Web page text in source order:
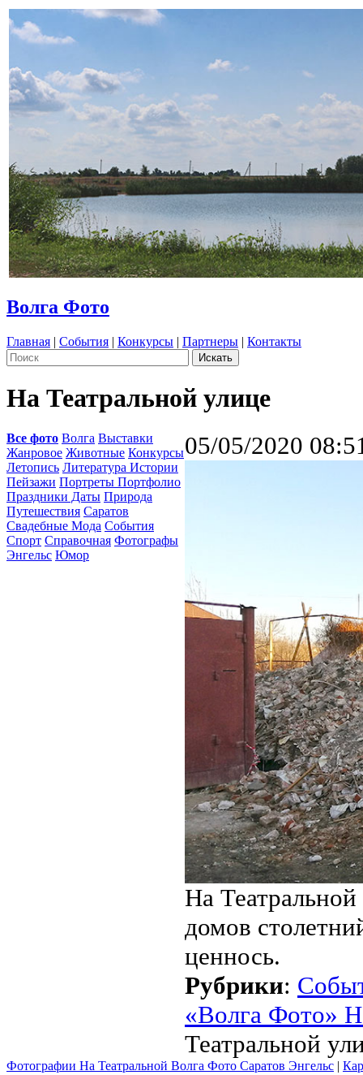
Волга Фото
Главная | События | Конкурсы | Партнеры | Контакты
На Театральной улице
Все фото Волга Выставки
Жанровое Животные Конкурсы
Летопись Литература Истории
Пейзажи Портреты Портфолио
Праздники Даты Природа
Путешествия Саратов
Свадебные Мода События
Спорт Справочная Фотографы
Энгельс Юмор
05/05/2020
На
домов
ценнось.
Рубрики:
«Волга Фото»
Театральной
Фотографии На Театральной Волга Фото Саратов Энгельс |